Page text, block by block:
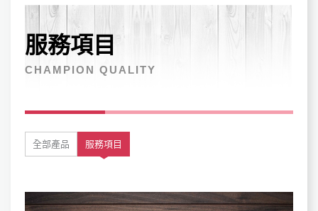
服務項目
CHAMPION QUALITY
全部產品 服務項目